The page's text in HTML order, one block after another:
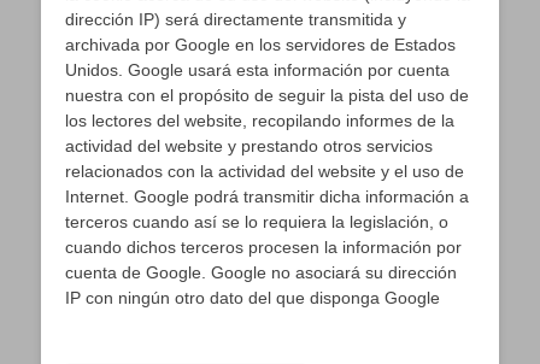
dirección IP) será directamente transmitida y
archivada por Google en los servidores de Estados
Unidos. Google usará esta información por cuenta
nuestra con el propósito de seguir la pista del uso de
los lectores del website, recopilando informes de la
actividad del website y prestando otros servicios
relacionados con la actividad del website y el uso de
Internet. Google podrá transmitir dicha información a
terceros cuando así se lo requiera la legislación, o
cuando dichos terceros procesen la información por
cuenta de Google. Google no asociará su dirección
IP con ningún otro dato del que disponga Google